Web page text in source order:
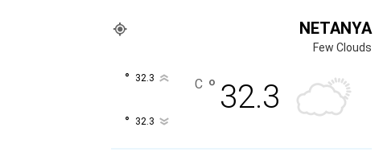
NETANYA
Few Clouds
32.3
°
C
32.3
°
32.3
°